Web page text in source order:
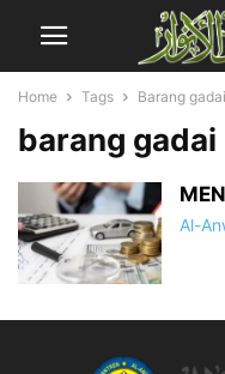
Home Tags Barang gadai
barang gadai
Al-